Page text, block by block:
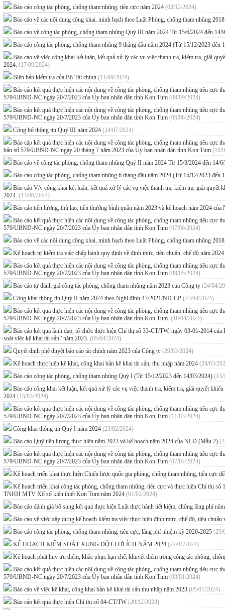
Báo cáo công tác phòng, chống tham nhũng, tiêu cực năm 2024 (03/12/2024)
Báo cáo về các nội dung công khai, minh bạch theo Luật Phòng, chống tham nhũng
Báo cáo về công tác phòng, chống tham nhũng Quý III năm 2024 Từ 15/6/2024 đến 14/
Báo cáo công tác phòng, chống tham nhũng 9 tháng đầu năm 2024 (Từ 15/12/2023 đến
Báo cáo về việc công khai kết luận, kết quả xử lý các vụ việc thanh tra, kiểm tra, giải
2024. (17/09/2024)
Biên bản kiểm tra của Bộ Tài chính (11/09/2024)
Báo cáo kết quả thực hiện các nội dung về công tác phòng, chống tham nhũng tiêu
579/UBND-NC ngày 20/7/2023 của Ủy ban nhân dân tỉnh Kon Tum (09/09/2024)
Báo cáo kết quả thực hiện các nội dung về công tác phòng, chống tham nhũng tiêu
579/UBND-NC ngày 20/7/2023 của Ủy ban nhân dân tỉnh Kon Tum (06/08/2024)
Công bố thông tin Quý III năm 2024 (24/07/2024)
Báo cáp kết quả thực hiện các nội dung về công tác phòng, chống tham nhũng tiêu
bản số 579/UBND-NC ngày 20 tháng 7 năm 2023 của Ủy ban nhân dân tỉnh Kon Tum (10/
Báo cáo về công tác phòng, chống tham nhũng Quý II năm 2024 Từ 15/3/2024 đến 14/
Báo cáo công tác phòng, chống tham nhũng 6 tháng đầu năm 2024 (Từ 15/12/2023 đến
Báo cáo V/v công khai kết luận, kết quả xử lý các vụ việc thanh tra, kiểm tra, giải
2024. (13/06/2024)
Báo cáo tiền lương, thù lao, tiền thưởng bình quân năm 2023 và kế hoạch năm 2024
Báo cáo kết quả thực hiện các nội dung về công tác phòng, chống tham nhũng tiêu
579/UBND-NC ngày 20/7/2023 của Ủy ban nhân dân tỉnh Kon Tum (07/06/2024)
Báo cáo về các nội dung công khai, minh bạch theo Luật Phòng, chống tham nhũng
Kế hoạch tự kiểm tra việc chấp hành quy định về định mức, tiêu chuẩn, chế độ năm 2024
Báo cáo kết quả thực hiện các nội dung về công tác phòng, chống tham nhũng tiêu
579/UBND-NC ngày 20/7/2023 của Ủy ban nhân dân tỉnh Kon Tum (09/05/2024)
Báo cáo tự đánh giá công tác phòng, chống tham nhũng năm 2023 của Công ty (24/04/
Công khai thông tin Quý II năm 2024 theo Nghị định 47/2021/NĐ-CP (23/04/2024)
Báo cáo kết quả thực hiện các nội dung về công tác phòng, chống tham nhũng tiêu
579/UBND-NC ngày 20/7/2023 của Ủy ban nhân dân tỉnh Kon Tum. (10/04/2024)
Báo cáo kết quả lãnh đạo, tổ chức thực hiện Chỉ thị số 33-CT/TW, ngày 03-01-2014
soát việc kê khai tài sản” năm 2023. (05/04/2024)
Quyết định phê duyệt báo cáo tài chính năm 2023 của Công ty (29/03/2024)
Kế hoạch thực hiện kê khai, công khai bản kê khai tài sản, thu nhập năm 2024 (24/03/
Báo cáo công tác phòng, chống tham nhũng Quý I (Từ 15/12/2023 đến 14/03/2024) (15/
Báo cáo công khai kết luận, kết quả xử lý các vụ việc thanh tra, kiểm tra, giải quyết
2024 (15/03/2024)
Báo cáo kết quả thực hiện các nội dung về công tác phòng, chống tham nhũng tiêu
579/UBND-NC ngày 20/7/2023 của Ủy ban nhân dân tỉnh Kon Tum (11/03/2024)
Công khai thông tin Quý I năm 2024 (23/02/2024)
Báo cáo Quỹ tiền lương thực hiện năm 2023 và kế hoạch năm 2024 của NLĐ (Mẫu 2)
Báo cáo kết quả thực hiện các nội dung về công tác phòng, chống tham nhũng tiêu
579/UBND-NC ngày 20/7/2023 của Ủy ban nhân dân tỉnh Kon Tum (07/02/2024)
Kế hoạch triển khai thực hiện Chiến lược quốc gia phòng, chống tham nhũng, tiêu cực
Kế hoạch triển khai công tác phòng, chống tham nhũng, tiêu cực và thực hiện Chỉ thị
TNHH MTV Xổ số kiến thiết Kon Tum năm 2024 (01/02/2024)
Báo cáo đánh giá bổ sung kết quả thực hiện Luật thực hành tiết kiệm, chống lãng phí
Báo cáo về việc xây dựng kế hoạch kiểm tra việc thực hiện định mức, chế độ, tiêu
Báo cáo công tác phòng, chống tham nhũng, tiêu cực, lãng phí nhiệm kỳ 2020-2025 (29/
KẾ HOẠCH KIỂM SOÁT XUNG ĐỘT LỢI ÍCH NĂM 2024 (22/01/2024)
Kế hoạch phát huy ưu điểm, khắc phục hạn chế, khuyết điểm trong công tác phòng,
Báo cáo kết quả thực hiện các nội dung về công tác phòng, chống tham nhũng tiêu
579/UBND-NC ngày 20/7/2023 của Ủy ban nhân dân tỉnh Kon Tum (09/01/2024)
Báo cáo về việc kê khai, công khai bản kê khai tài sản thu nhập năm 2023 (05/01/2024)
Báo cáo kết quả thực hiện Chỉ thị số 04-CT/TW (20/12/2023)